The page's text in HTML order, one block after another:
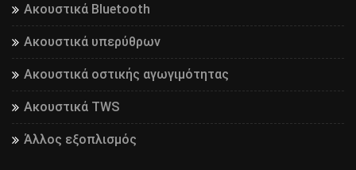
Ακουστικά Bluetooth
Ακουστικά υπερύθρων
Ακουστικά οστικής αγωγιμότητας
Ακουστικά TWS
Άλλος εξοπλισμός